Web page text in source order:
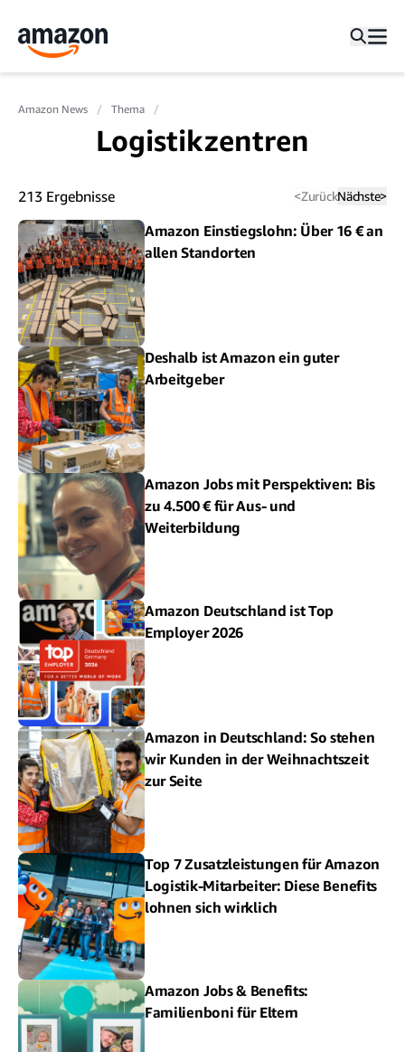
Amazon News Thema
Logistikzentren
213 Ergebnisse <ZurückNächste>
Amazon Einstiegslohn: Über 16 € an
allen Standorten
Deshalb ist Amazon ein guter
Arbeitgeber
Amazon Jobs mit Perspektiven: Bis
zu 4.500 € für Aus- und
Weiterbildung
Amazon Deutschland ist Top
Employer 2026
Amazon in Deutschland: So stehen
wir Kunden in der Weihnachtszeit
zur Seite
Top 7 Zusatzleistungen für Amazon
Logistik-Mitarbeiter: Diese Benefits
lohnen sich wirklich
Amazon Jobs & Benefits:
Familienboni für Eltern